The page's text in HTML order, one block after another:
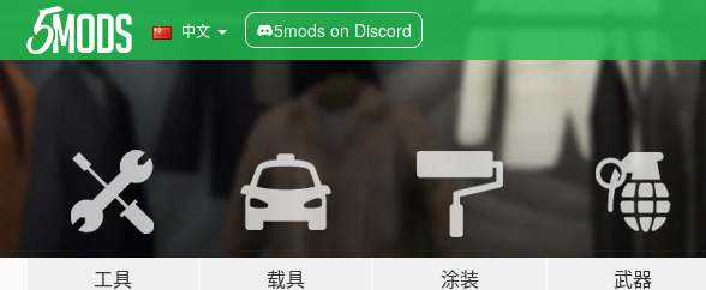
中文 5mods on Discord
工具 载具 涂装 武器